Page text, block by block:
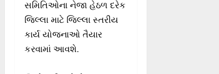
સમિતિઓના નેજા હેઠળ દરેક
જિલ્લા માટે જિલ્લા સ્તરીય
કાર્ય યોજનાઓ તૈયાર
કરવામાં આવશે.